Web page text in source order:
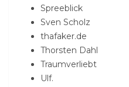
Spreeblick
Sven Scholz
thafaker.de
Thorsten Dahl
Traumverliebt
Ulf.